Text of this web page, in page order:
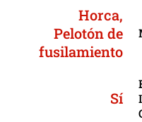
Horca,
Pelotón de
fusilamiento
Sí